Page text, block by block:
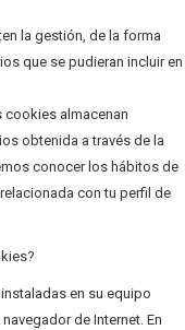
la gestión, de la forma
que se pudieran incluir en
almacenan
obtenida a través de la
conocer los hábitos de
con tu perfil de
en su equipo
de Internet. En